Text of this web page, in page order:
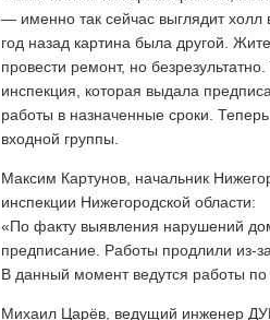
— именно так сейчас выглядит
год назад картина была другой.
провести ремонт, но
инспекция, которая выдала
работы в назначенные сроки.
входной группы.
Максим Картунов, начальник
инспекции Нижегородской области:
«По факту выявления нарушений
предписание. Работы продлили из-
В данный момент ведутся работы по
Михаил Царёв, ведущий инженер